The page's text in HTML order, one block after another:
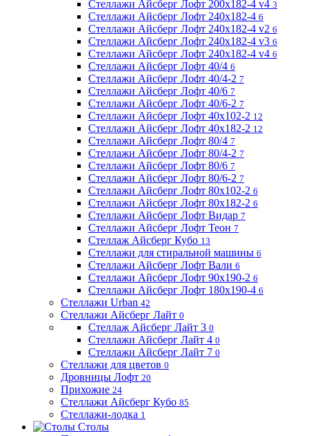
Стеллажи Айсберг Лофт 200х182-4 v4 3
Стеллажи Айсберг Лофт 240х182-4 6
Стеллажи Айсберг Лофт 240х182-4 v2 6
Стеллажи Айсберг Лофт 240х182-4 v3 6
Стеллажи Айсберг Лофт 240х182-4 v4 6
Стеллажи Айсберг Лофт 40/4 6
Стеллажи Айсберг Лофт 40/4-2 7
Стеллажи Айсберг Лофт 40/6 7
Стеллажи Айсберг Лофт 40/6-2 7
Стеллажи Айсберг Лофт 40х102-2 12
Стеллажи Айсберг Лофт 40х182-2 12
Стеллажи Айсберг Лофт 80/4 7
Стеллажи Айсберг Лофт 80/4-2 7
Стеллажи Айсберг Лофт 80/6 7
Стеллажи Айсберг Лофт 80/6-2 7
Стеллажи Айсберг Лофт 80х102-2 6
Стеллажи Айсберг Лофт 80х182-2 6
Стеллажи Айсберг Лофт Видар 7
Стеллажи Айсберг Лофт Теон 7
Стеллаж Айсберг Кубо 13
Стеллажи для стиральной машины 6
Стеллажи Айсберг Лофт Вали 6
Стеллажи Айсберг Лофт 90х190-2 6
Стеллажи Айсберг Лофт 180х190-4 6
Стеллажи Urban 42
Стеллажи Айсберг Лайт 0
Стеллаж Айсберг Лайт 3 0
Стеллажи Айсберг Лайт 4 0
Стеллажи Айсберг Лайт 7 0
Стеллажи для цветов 0
Дровницы Лофт 20
Прихожие 24
Стеллажи Айсберг Кубо 85
Стеллажи-лодка 1
Столы